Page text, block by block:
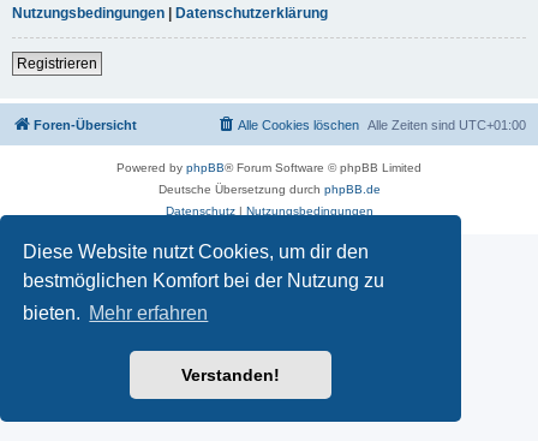
Diese Website nutzt Cookies, um dir den
bestmöglichen Komfort bei der Nutzung zu
bieten. Mehr erfahren
Verstanden!
Nutzungsbedingungen | Datenschutzerklärung
Registrieren
Foren-Übersicht Alle Zeiten sind UTC+01:00
Alle Cookies löschen
Powered by phpBB® Forum Software © phpBB Limited
Deutsche Übersetzung durch phpBB.de
Datenschutz| Nutzungsbedingungen